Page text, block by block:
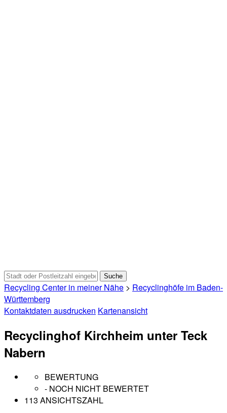
Recycling Center in meiner Nähe > Recyclinghöfe im Baden-
Württemberg
Kontaktdaten ausdrucken Kartenansicht
Recyclinghof Kirchheim unter Teck
Nabern
BEWERTUNG
- NOCH NICHT BEWERTET
113 ANSICHTSZAHL